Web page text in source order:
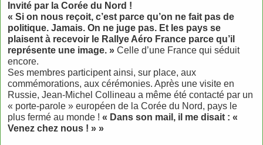
Invité par la Corée du Nord !
« Si on nous reçoit, c’est parce qu’on ne fait pas de
politique. Jamais. On ne juge pas. Et les pays se
plaisent à recevoir le Rallye Aéro France parce qu’il
représente une image. » Celle d’une France qui séduit
encore.
Ses membres participent ainsi, sur place, aux
commémorations, aux cérémonies. Après une visite en
Russie, Jean-Michel Collineau a même été contacté par un
« porte-parole » européen de la Corée du Nord, pays le
plus fermé au monde ! « Dans son mail, il me disait : «
Venez chez nous ! » »